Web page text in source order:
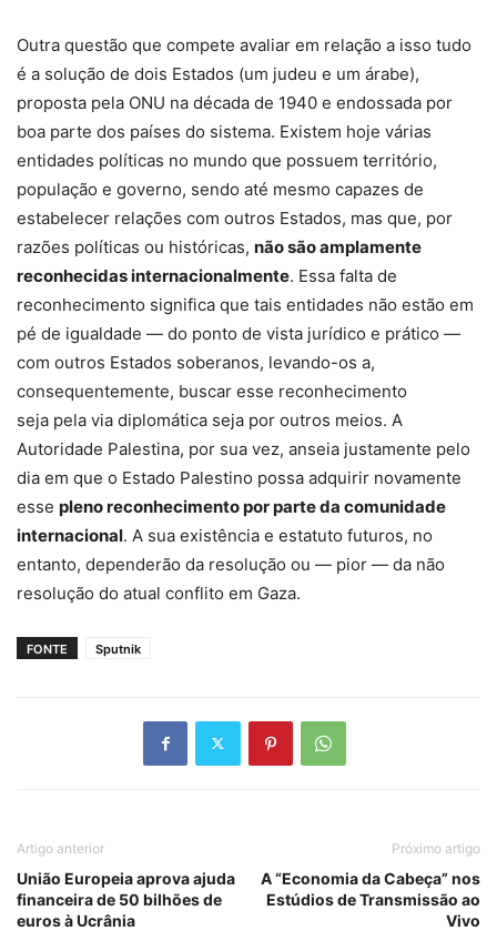
Outra questão que compete avaliar em relação a isso tudo
é a solução de dois Estados (um judeu e um árabe),
proposta pela ONU na década de 1940 e endossada por
boa parte dos países do sistema. Existem hoje várias
entidades políticas no mundo que possuem território,
população e governo, sendo até mesmo capazes de
estabelecer relações com outros Estados, mas que, por
razões políticas ou históricas, não são amplamente
reconhecidas internacionalmente. Essa falta de
reconhecimento significa que tais entidades não estão em
pé de igualdade — do ponto de vista jurídico e prático —
com outros Estados soberanos, levando-os a,
consequentemente, buscar esse reconhecimento
seja pela via diplomática seja por outros meios. A
Autoridade Palestina, por sua vez, anseia justamente pelo
dia em que o Estado Palestino possa adquirir novamente
esse pleno reconhecimento por parte da comunidade
internacional. A sua existência e estatuto futuros, no
entanto, dependerão da resolução ou — pior — da não
resolução do atual conflito em Gaza.
FONTE Sputnik
Artigo anterior
União Europeia aprova ajuda
financeira de 50 bilhões de
euros à Ucrânia
Próximo artigo
A “Economia da Cabeça” nos
Estúdios de Transmissão ao
Vivo